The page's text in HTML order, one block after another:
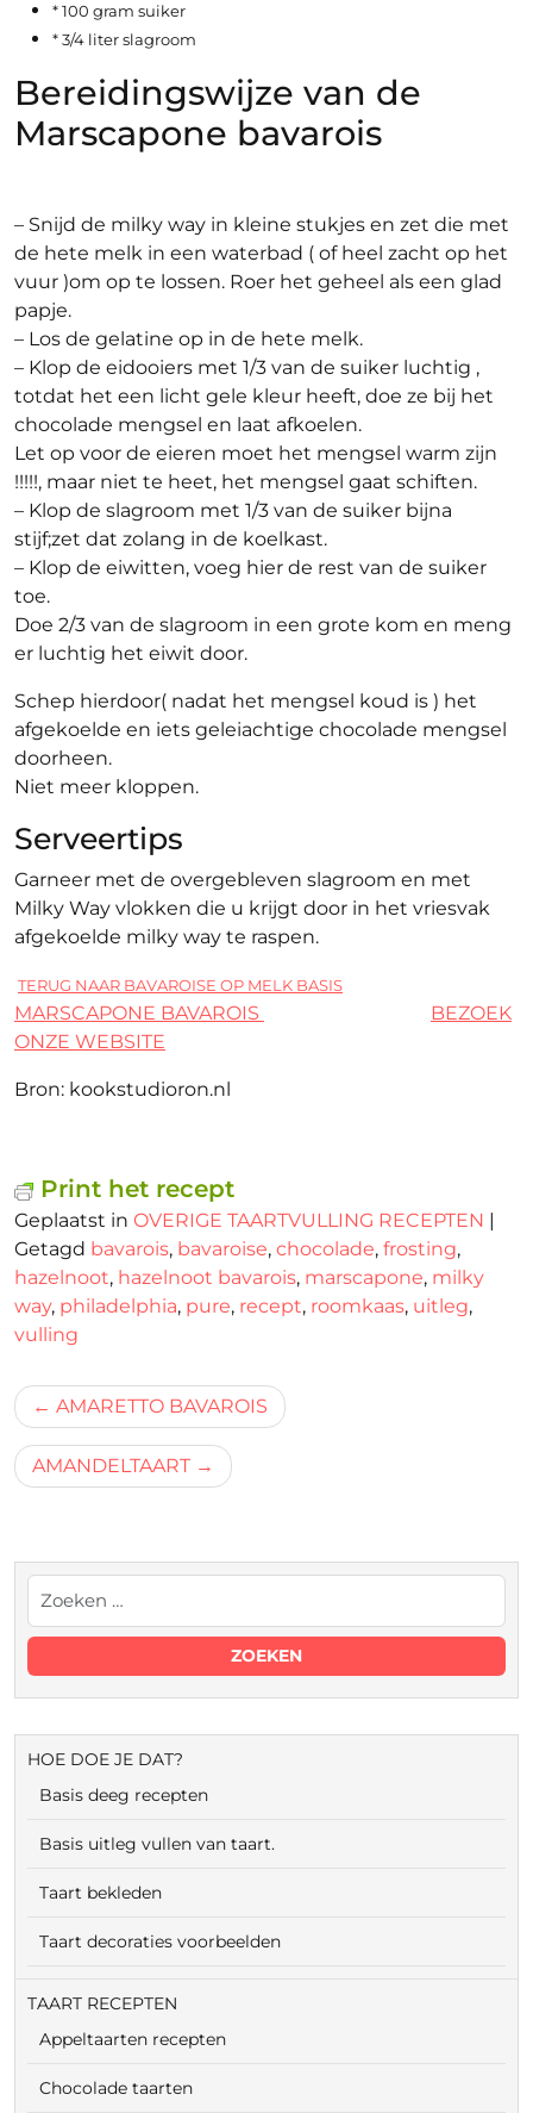
* 100 gram suiker
* 3/4 liter slagroom
Bereidingswijze van de
Marscapone bavarois
– Snijd de milky way in kleine stukjes en zet die met
de hete melk in een waterbad ( of heel zacht op het
vuur )om op te lossen. Roer het geheel als een glad
papje.
– Los de gelatine op in de hete melk.
– Klop de eidooiers met 1/3 van de suiker luchtig ,
totdat het een licht gele kleur heeft, doe ze bij het
chocolade mengsel en laat afkoelen.
Let op voor de eieren moet het mengsel warm zijn
!!!!!, maar niet te heet, het mengsel gaat schiften.
– Klop de slagroom met 1/3 van de suiker bijna
stijf;zet dat zolang in de koelkast.
– Klop de eiwitten, voeg hier de rest van de suiker
toe.
Doe 2/3 van de slagroom in een grote kom en meng
er luchtig het eiwit door.
Schep hierdoor( nadat het mengsel koud is ) het
afgekoelde en iets geleiachtige chocolade mengsel
doorheen.
Niet meer kloppen.
Serveertips
Garneer met de overgebleven slagroom en met
Milky Way vlokken die u krijgt door in het vriesvak
afgekoelde milky way te raspen.
TERUG NAAR BAVAROISE OP MELK BASIS
MARSCAPONE BAVAROIS
BEZOEK
ONZE WEBSITE
Bron: kookstudioron.nl
Print het recept
Geplaatst in OVERIGE TAARTVULLING RECEPTEN |
Getagd bavarois, bavaroise, chocolade, frosting,
hazelnoot, hazelnoot bavarois, marscapone, milky
way, philadelphia, pure, recept, roomkaas, uitleg,
vulling
Bericht
navigatie
AMARETTO BAVAROIS
AMANDELTAART
HOE DOE JE DAT?
Basis deeg recepten
Basis uitleg vullen van taart.
Taart bekleden
Taart decoraties voorbeelden
TAART RECEPTEN
Appeltaarten recepten
Chocolade taarten